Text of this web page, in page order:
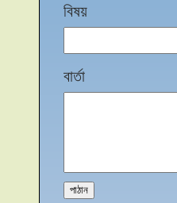
বিষয়
বার্তা